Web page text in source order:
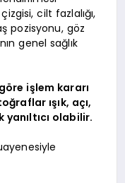
cilt fazlalığı,
pozisyonu, göz
genel sağlık
işlem kararı
ışık, açı,
olabilir.